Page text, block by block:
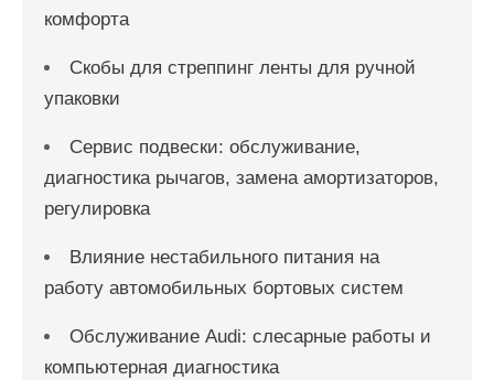
комфорта
Скобы для стреппинг ленты для ручной
упаковки
Сервис подвески: обслуживание,
диагностика рычагов, замена амортизаторов,
регулировка
Влияние нестабильного питания на
работу автомобильных бортовых систем
Обслуживание Audi: слесарные работы и
компьютерная диагностика